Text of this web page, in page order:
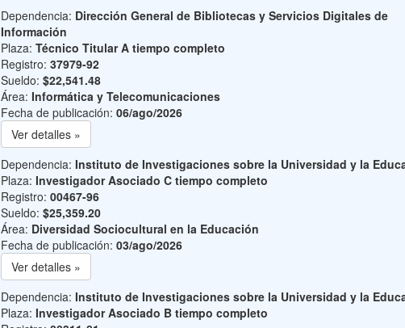
Dependencia: Dirección General de Bibliotecas y Servicios Digitales de
Información
Plaza: Técnico Titular A tiempo completo
Registro: 37979-92
Sueldo: $22,541.48
Área: Informática y Telecomunicaciones
Fecha de publicación: 06/ago/2026
Ver detalles »
Dependencia: Instituto de Investigaciones sobre la Universidad y la
Plaza: Investigador Asociado C tiempo completo
Registro: 00467-96
Sueldo: $25,359.20
Área: Diversidad Sociocultural en la Educación
Fecha de publicación: 03/ago/2026
Ver detalles »
Dependencia: Instituto de Investigaciones sobre la Universidad y la
Plaza: Investigador Asociado B tiempo completo